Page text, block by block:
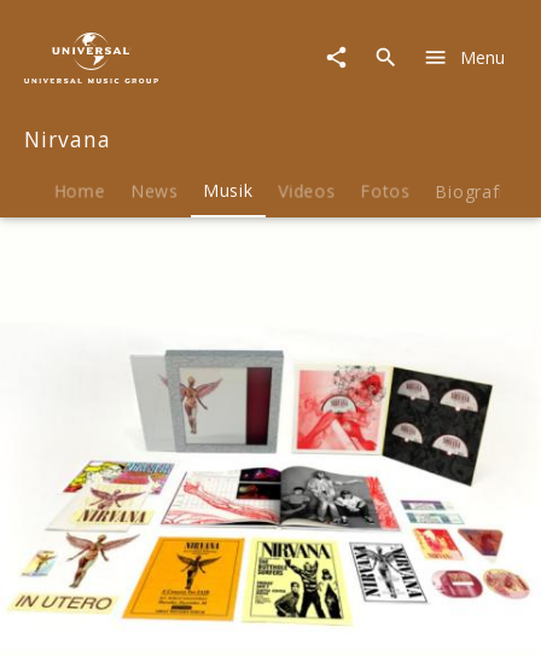
Utero
Anniversary
Menu
Nirvana
Home News Musik Videos Fotos Biografie